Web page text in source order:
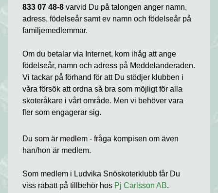
833 07 48-8 varvid Du på talongen anger namn,
adress, födelseår samt ev namn och födelseår på
familjemedlemmar.
Om du betalar via Internet, kom ihåg att ange
födelseår, namn och adress på Meddelanderaden.
Vi tackar på förhand för att Du stödjer klubben i
våra försök att ordna så bra som möjligt för alla
skoteråkare i vårt område. Men vi behöver vara
fler som engagerar sig.
Du som är medlem - fråga kompisen om även
han/hon är medlem.
Som medlem i Ludvika Snöskoterklubb får Du
viss rabatt på tillbehör hos Pj Carlsson AB.